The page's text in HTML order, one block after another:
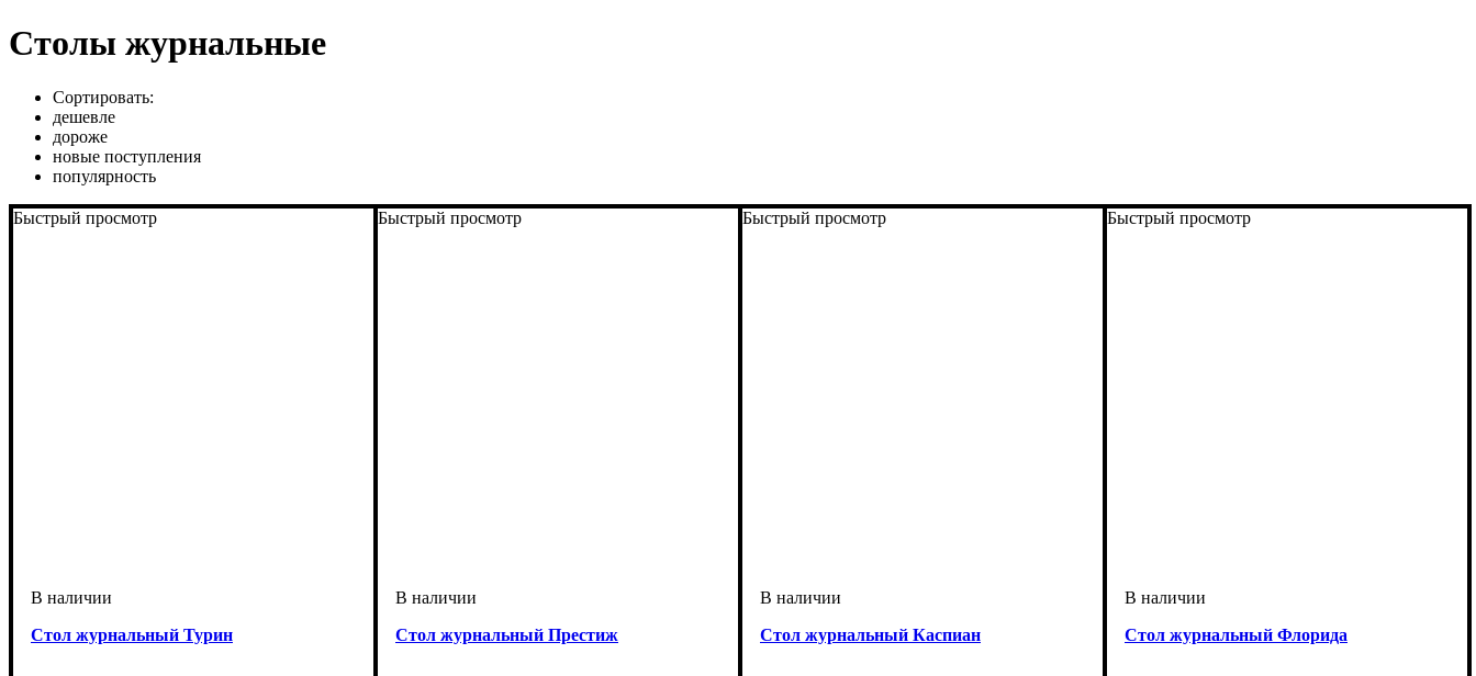
Столы журнальные
Сортировать:
дешевле
дороже
новые поступления
популярность
Быстрый просмотр
Стол журнальный Турин
Быстрый просмотр
Стол журнальный Престиж
Быстрый просмотр
Стол журнальный Каспиан
Быстрый просмотр
Стол журнальный Флорида